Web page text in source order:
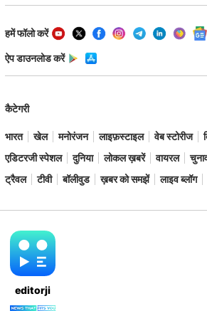
हमें फॉलो करें
ऐप डाउनलोड करें
कैटेगरी
भारत खेल मनोरंजन लाइफ़स्टाइल वेब स्टोरीज
एडिटरजी स्पेशल
दुनिया लोकल ख़बरें वायरल
ट्रैवल
टीवी बॉलीवुड ख़बर को समझें लाइव ब्लॉग
editorji